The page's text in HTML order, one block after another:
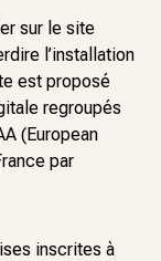
sur le site
l’installation
est proposé
regroupés
(European
par
inscrites à